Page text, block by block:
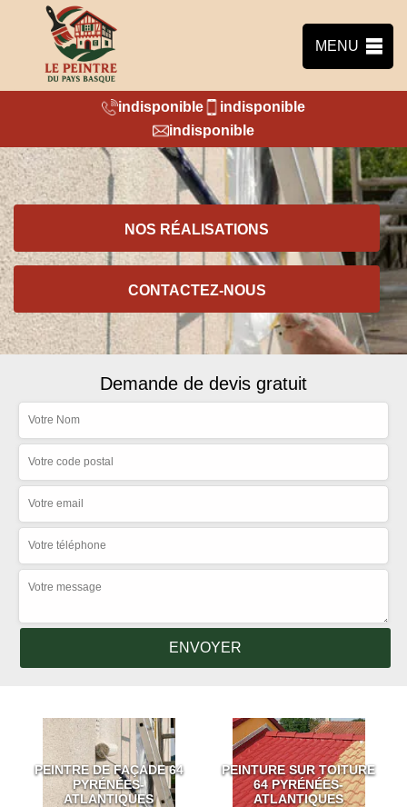
MENU
indisponible
indisponible
indisponible
NOS RÉALISATIONS
CONTACTEZ-NOUS
Demande de devis gratuit
PEINTRE DE FAÇADE 64
PYRÉNÉES-
ATLANTIQUES
PEINTURE SUR TOITURE
64 PYRÉNÉES-
ATLANTIQUES